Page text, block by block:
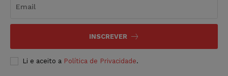
INSCREVER
Li e aceito a Política de Privacidade.